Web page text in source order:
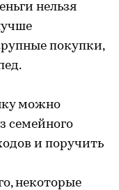
нельзя
покупки,
можно
семейного
и поручить
некоторые